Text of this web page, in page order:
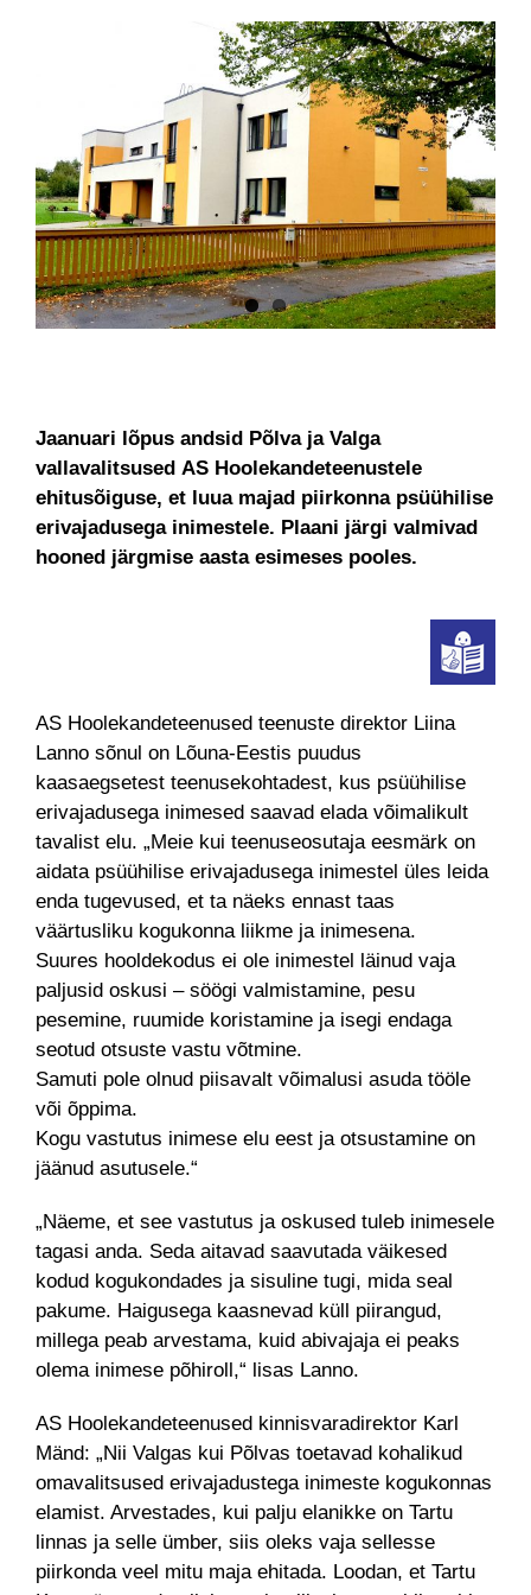
Jaanuari lõpus andsid Põlva ja Valga
vallavalitsused AS Hoolekandeteenustele
ehitusõiguse, et luua majad piirkonna psüühilise
erivajadusega inimestele. Plaani järgi valmivad
hooned järgmise aasta esimeses pooles.
AS Hoolekandeteenused teenuste direktor Liina
Lanno sõnul on Lõuna-Eestis puudus
kaasaegsetest teenusekohtadest, kus psüühilise
erivajadusega inimesed saavad elada võimalikult
tavalist elu. „Meie kui teenuseosutaja eesmärk on
aidata psüühilise erivajadusega inimestel üles leida
enda tugevused, et ta näeks ennast taas
väärtusliku kogukonna liikme ja inimesena.
Suures hooldekodus ei ole inimestel läinud vaja
paljusid oskusi – söögi valmistamine, pesu
pesemine, ruumide koristamine ja isegi endaga
seotud otsuste vastu võtmine.
Samuti pole olnud piisavalt võimalusi asuda tööle
või õppima.
Kogu vastutus inimese elu eest ja otsustamine on
jäänud asutusele.“
„Näeme, et see vastutus ja oskused tuleb inimesele
tagasi anda. Seda aitavad saavutada väikesed
kodud kogukondades ja sisuline tugi, mida seal
pakume. Haigusega kaasnevad küll piirangud,
millega peab arvestama, kuid abivajaja ei peaks
olema inimese põhiroll,“ lisas Lanno.
AS Hoolekandeteenused kinnisvaradirektor Karl
Mänd: „Nii Valgas kui Põlvas toetavad kohalikud
omavalitsused erivajadustega inimeste kogukonnas
elamist. Arvestades, kui palju elanikke on Tartu
linnas ja selle ümber, siis oleks vaja sellesse
piirkonda veel mitu maja ehitada. Loodan, et Tartu